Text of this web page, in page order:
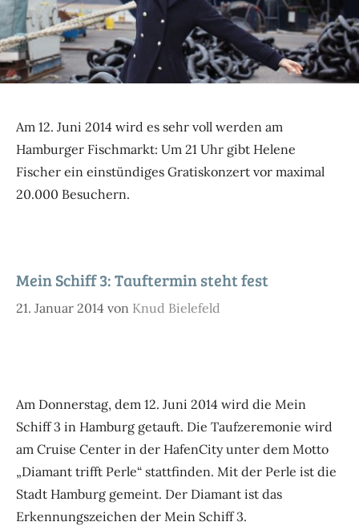
Am 12. Juni 2014 wird es sehr voll werden am
Hamburger Fischmarkt: Um 21 Uhr gibt Helene
Fischer ein einstündiges Gratiskonzert vor maximal
20.000 Besuchern.
Mein Schiff 3: Tauftermin steht fest
21. Januar 2014 von Knud Bielefeld
Am Donnerstag, dem 12. Juni 2014 wird die Mein
Schiff 3 in Hamburg getauft. Die Taufzeremonie wird
am Cruise Center in der HafenCity unter dem Motto
„Diamant trifft Perle“ stattfinden. Mit der Perle ist die
Stadt Hamburg gemeint. Der Diamant ist das
Erkennungszeichen der Mein Schiff 3.